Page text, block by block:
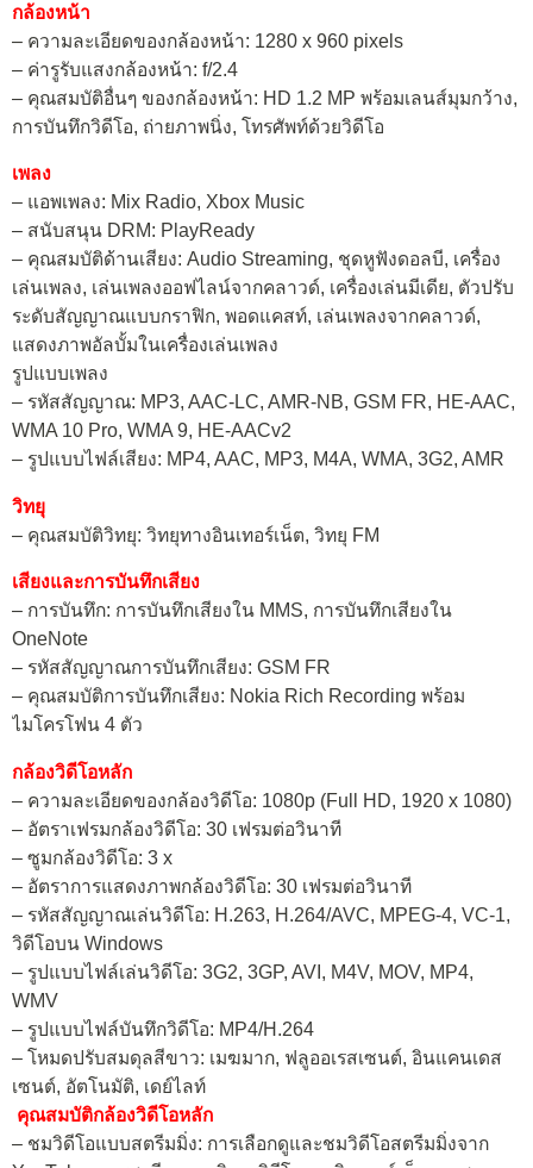
กล้องหน้า
– ความละเอียดของกล้องหน้า: 1280 x 960 pixels
– ค่ารูรับแสงกล้องหน้า: f/2.4
– คุณสมบัติอื่นๆ ของกล้องหน้า: HD 1.2 MP พร้อมเลนส์มุมกว้าง,
การบันทึกวิดีโอ, ถ่ายภาพนิ่ง, โทรศัพท์ด้วยวิดีโอ
เพลง
– แอพเพลง: Mix Radio, Xbox Music
– สนับสนุน DRM: PlayReady
– คุณสมบัติด้านเสียง: Audio Streaming, ชุดหูฟังดอลบี, เครื่อง
เล่นเพลง, เล่นเพลงออฟไลน์จากคลาวด์, เครื่องเล่นมีเดีย, ตัวปรับ
ระดับสัญญาณแบบกราฟิก, พอดแคสท์, เล่นเพลงจากคลาวด์,
แสดงภาพอัลบั้มในเครื่องเล่นเพลง
รูปแบบเพลง
– รหัสสัญญาณ: MP3, AAC-LC, AMR-NB, GSM FR, HE-AAC,
WMA 10 Pro, WMA 9, HE-AACv2
– รูปแบบไฟล์เสียง: MP4, AAC, MP3, M4A, WMA, 3G2, AMR
วิทยุ
– คุณสมบัติวิทยุ: วิทยุทางอินเทอร์เน็ต, วิทยุ FM
เสียงและการบันทึกเสียง
– การบันทึก: การบันทึกเสียงใน MMS, การบันทึกเสียงใน
OneNote
– รหัสสัญญาณการบันทึกเสียง: GSM FR
– คุณสมบัติการบันทึกเสียง: Nokia Rich Recording พร้อม
ไมโครโฟน 4 ตัว
กล้องวิดีโอหลัก
– ความละเอียดของกล้องวิดีโอ: 1080p (Full HD, 1920 x 1080)
– อัตราเฟรมกล้องวิดีโอ: 30 เฟรมต่อวินาที
– ซูมกล้องวิดีโอ: 3 x
– อัตราการแสดงภาพกล้องวิดีโอ: 30 เฟรมต่อวินาที
– รหัสสัญญาณเล่นวิดีโอ: H.263, H.264/AVC, MPEG-4, VC-1,
วิดีโอบน Windows
– รูปแบบไฟล์เล่นวิดีโอ: 3G2, 3GP, AVI, M4V, MOV, MP4,
WMV
– รูปแบบไฟล์บันทึกวิดีโอ: MP4/H.264
– โหมดปรับสมดุลสีขาว: เมฆมาก, ฟลูออเรสเซนต์, อินแคนเดส
เซนต์, อัตโนมัติ, เดย์ไลท์
คุณสมบัติกล้องวิดีโอหลัก
– ชมวิดีโอแบบสตรีมมิ่ง: การเลือกดูและชมวิดีโอสตรีมมิ่งจาก